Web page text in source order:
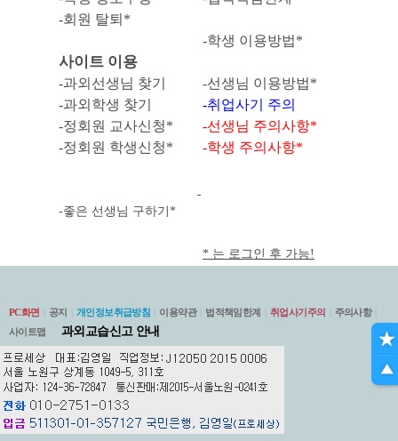
-회원 탈퇴*
-학생 이용방법*
사이트 이용
-과외선생님 찾기
-선생님 이용방법*
-과외학생 찾기
-취업사기 주의
-정회원 교사신청*
-선생님 주의사항*
-정회원 학생신청* -학생 주의사항*
-좋은 선생님 구하기*
* 는 로그인 후 가능!
PC화면 공지 개인정보취급방침 이용약관 법적책임한계 취업사기주의 주의사항
사이트맵
과외교습신고 안내